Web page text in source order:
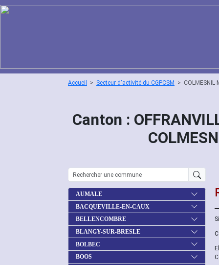
Accueil Secteur d'activité du CGPCSM COLMESNIL-
Canton :
AUMALE
BACQUEVILLE-EN-CAUX
BELLENCOMBRE
BLANGY-SUR-BRESLE
BOLBEC
BOOS